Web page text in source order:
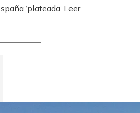
‘plateada’ Leer